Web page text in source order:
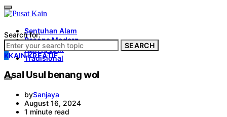
Sentuhan Alam
Pesona Modern
Kain Kreatif
Tradisional
Search for:
SEARCH
KKAIN KREATIF
Asal Usul benang wol
bySanjaya
August 16, 2024
1 minute read